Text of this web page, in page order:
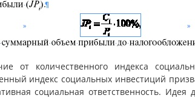
от количественного индекса
индекс социальных инвестиций
социальная ответственность.